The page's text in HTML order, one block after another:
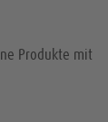
Produkte mit